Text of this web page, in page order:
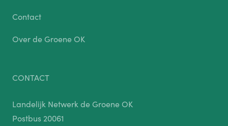
Contact
Over de Groene OK
CONTACT
Landelijk Netwerk de Groene OK
Postbus 20061